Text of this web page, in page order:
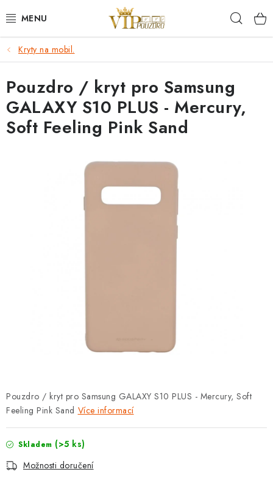
na
KRYTY NA MOBIL.
OCHRANA DISPLEJE - SKLO A FÓLIE
KABELY A NABÍJEČKY
DOPRAVA A PLATBA
OCHRANA OSOBNÍCH ÚDAJŮ
VRÁCENÍ ZBOŽÍ A REKLAMACE
Kryty na mobil.
Pouzdro / kryt pro Samsung GALAXY S10 PLUS - Mercury, Soft
Feeling Pink Sand Více informací
Skladem (>5 ks)
Možnosti doručení
Pouzdro / kryt pro Samsung
GALAXY S10 PLUS - Mercury,
Soft Feeling Pink Sand